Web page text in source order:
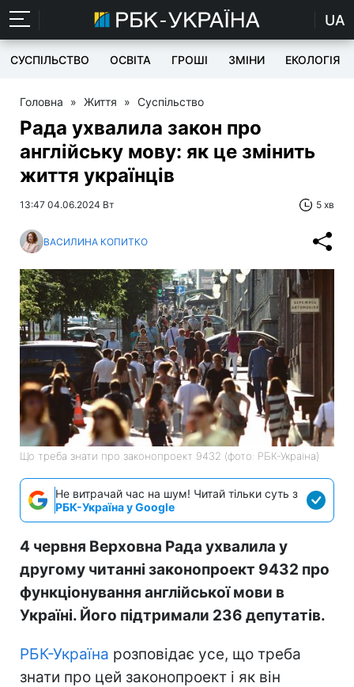
UA
СУСПІЛЬСТВО ОСВІТА ГРОШІ ЗМІНИ ЕКОЛОГІЯ
Головна » Життя » Суспільство
Рада ухвалила закон про
англійську мову: як це змінить
життя українців
13:47 04.06.2024 Вт 5 хв
ВАСИЛИНА КОПИТКО
Що треба знати про законопроект 9432 (фото: РБК-Україна)
Не витрачай час на шум! Читай тільки суть з
РБК-Україна у Google
4 червня Верховна Рада ухвалила у
другому читанні законопроект 9432 про
функціонування англійської мови в
Україні. Його підтримали 236 депутатів.
РБК-Україна розповідає усе, що треба
знати про цей законопроект і як він